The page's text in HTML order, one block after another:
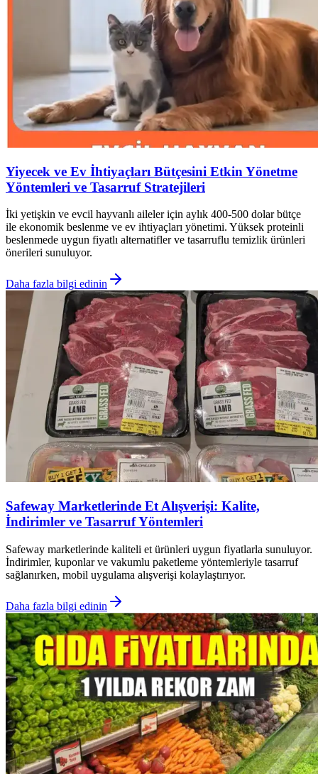
Yiyecek ve Ev İhtiyaçları Bütçesini Etkin Yönetme
Yöntemleri ve Tasarruf Stratejileri
İki yetişkin ve evcil hayvanlı aileler için aylık 400-500 dolar bütçe
ile ekonomik beslenme ve ev ihtiyaçları yönetimi. Yüksek proteinli
beslenmede uygun fiyatlı alternatifler ve tasarruflu temizlik ürünleri
önerileri sunuluyor.
Daha fazla bilgi edinin
Safeway Marketlerinde Et Alışverişi: Kalite,
İndirimler ve Tasarruf Yöntemleri
Safeway marketlerinde kaliteli et ürünleri uygun fiyatlarla sunuluyor.
İndirimler, kuponlar ve vakumlu paketleme yöntemleriyle tasarruf
sağlanırken, mobil uygulama alışverişi kolaylaştırıyor.
Daha fazla bilgi edinin